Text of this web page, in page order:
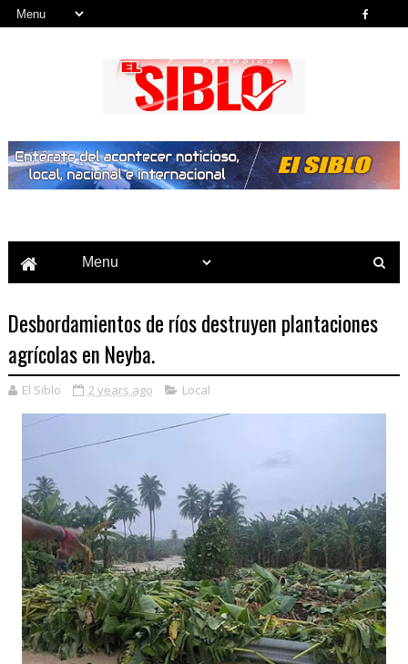
Desbordamientos de ríos destruyen plantaciones
agrícolas en Neyba.
El Siblo 2 years ago Local